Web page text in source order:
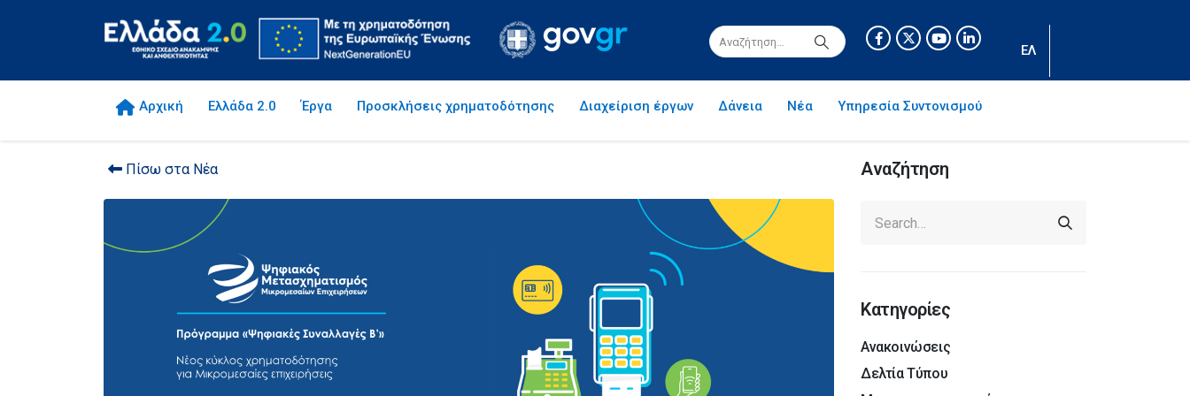
ΕΛ
Αρχική Ελλάδα 2.0 Έργα Προσκλήσεις χρηματοδότησης Διαχείριση έργων Δάνεια Νέα Υπηρεσία Συντονισμού
Πίσω στα Νέα Αναζήτηση
Κατηγορίες
Ανακοινώσεις
Δελτία Τύπου